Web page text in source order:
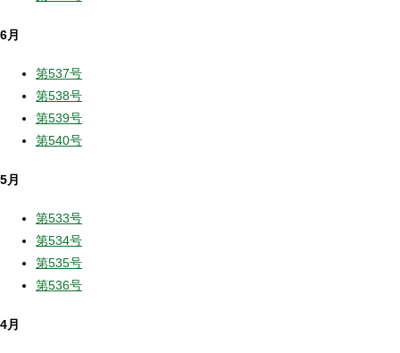
6月
第537号
第538号
第539号
第540号
5月
第533号
第534号
第535号
第536号
4月